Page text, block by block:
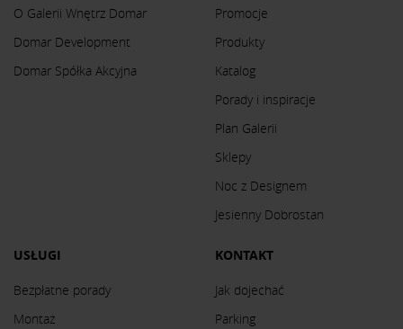
O Galerii Wnętrz Domar
Domar Development
Domar Spółka Akcyjna
Promocje
Produkty
Katalog
Porady i inspiracje
Plan Galerii
Sklepy
Noc z Designem
Jesienny Dobrostan
USŁUGI
Bezpłatne porady
Montaż
KONTAKT
Jak dojechać
Parking